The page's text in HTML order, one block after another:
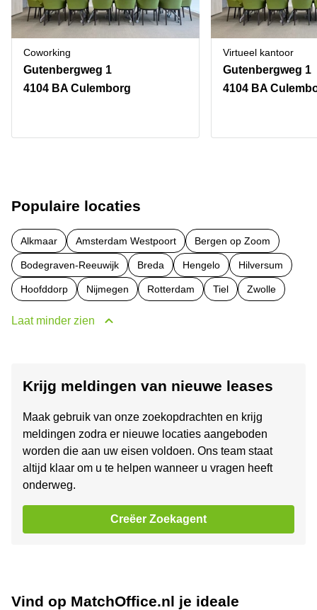
Coworking
Gutenbergweg 1
4104 BA Culemborg
Virtueel kantoor
Gutenbergweg 1
4104 BA
Populaire locaties
Alkmaar Amsterdam Westpoort Bergen op Zoom
Bodegraven-Reeuwijk Breda Hengelo Hilversum
Hoofddorp Nijmegen Rotterdam Tiel Zwolle
Laat minder zien
Krijg meldingen van nieuwe leases
Maak gebruik van onze zoekopdrachten en krijg
meldingen zodra er nieuwe locaties aangeboden
worden die aan uw eisen voldoen. Ons team staat
altijd klaar om u te helpen wanneer u vragen heeft
onderweg.
Creëer Zoekagent
Vind op MatchOffice.nl je ideale